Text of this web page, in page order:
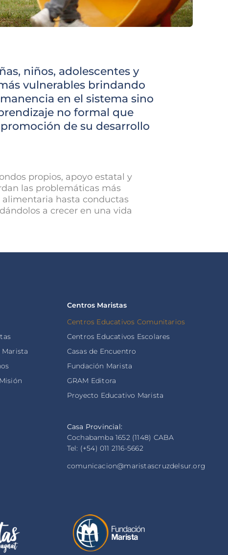
niños, adolescentes y
vulnerables brindando
en el sistema sino
no formal que
de su desarrollo
propios, apoyo estatal y
las problemáticas más
hasta conductas
a crecer en una vida
Centros Maristas
Centros Educativos Comunitarios
Centros Educativos Escolares
Casas de Encuentro
Fundación Marista
GRAM Editora
Proyecto Educativo Marista
Casa Provincial:
Cochabamba 1652 (1148) CABA
Tel: (+54) 011 2116-5662
comunicacion@maristascruzdelsur.org